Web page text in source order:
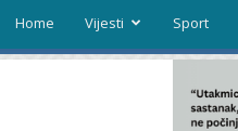
Home Vijesti Sport